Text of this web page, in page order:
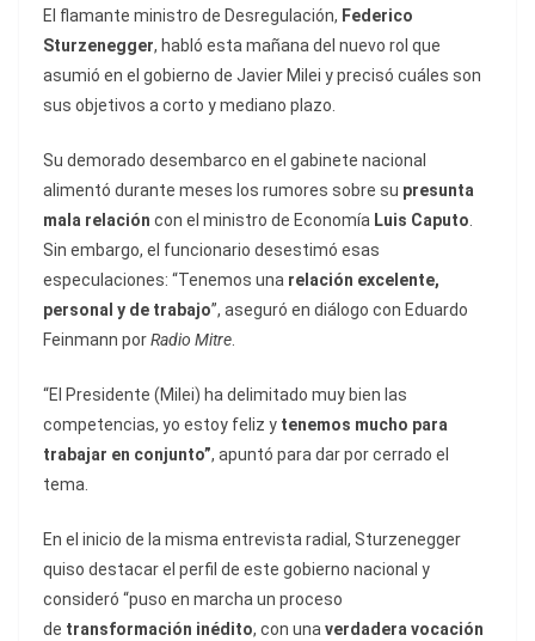
El flamante ministro de Desregulación, Federico
Sturzenegger, habló esta mañana del nuevo rol que
asumió en el gobierno de Javier Milei y precisó cuáles son
sus objetivos a corto y mediano plazo.
Su demorado desembarco en el gabinete nacional
alimentó durante meses los rumores sobre su presunta
mala relación con el ministro de Economía Luis Caputo.
Sin embargo, el funcionario desestimó esas
especulaciones: “Tenemos una relación excelente,
personal y de trabajo”, aseguró en diálogo con Eduardo
Feinmann porRadio Mitre.
“El Presidente (Milei) ha delimitado muy bien las
competencias, yo estoy feliz y tenemos mucho para
trabajar en conjunto”, apuntó para dar por cerrado el
tema.
En el inicio de la misma entrevista radial, Sturzenegger
quiso destacar el perfil de este gobierno nacional y
consideró “puso en marcha un proceso
de transformación inédito, con unaverdadera vocación